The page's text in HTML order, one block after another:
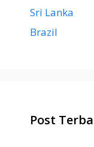
Sri Lanka
Brazil
Post